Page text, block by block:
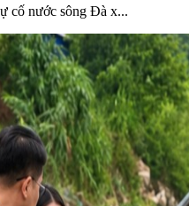
cố nước sông Đà x...